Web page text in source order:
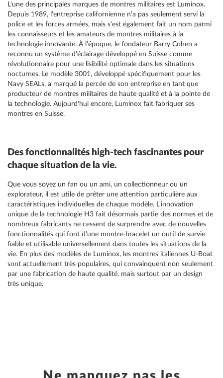
L'une des principales marques de montres militaires est Luminox.
Depuis 1989, l'entreprise californienne n'a pas seulement servi la
police et les forces armées, mais s'est également fait un nom parmi
les connaisseurs et les amateurs de montres militaires à la
technologie innovante. À l'époque, le fondateur Barry Cohen a
reconnu un système d'éclairage développé en Suisse comme
révolutionnaire pour une lisibilité optimale dans les situations
nocturnes. Le modèle 3001, développé spécifiquement pour les
Navy SEALs, a marqué la percée de son entreprise en tant que
producteur de montres militaires de haute qualité et à la pointe de
la technologie. Aujourd'hui encore, Luminox fait fabriquer ses
montres en Suisse.
Des fonctionnalités high-tech fascinantes pour
chaque situation de la vie.
Que vous soyez un fan ou un ami, un collectionneur ou un
explorateur, il est utile de prêter une attention particulière aux
caractéristiques individuelles de chaque modèle. L'innovation
unique de la technologie H3 fait désormais partie des normes et de
nombreux fabricants ne cessent de surprendre avec de nouvelles
fonctionnalités qui font d'une montre-bracelet un outil de survie
fiable et utilisable universellement dans toutes les situations de la
vie. En plus des modèles de Luminox, les montres italiennes U-Boat
sont actuellement très populaires, qui convainquent non seulement
par une fabrication de haute qualité, mais surtout par un design
très unique.